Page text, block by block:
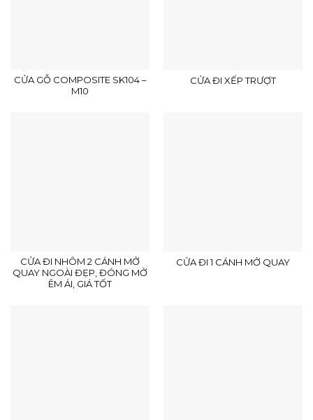
CỬA GỖ COMPOSITE SK104 –
M10
CỬA ĐI XẾP TRƯỢT
CỬA ĐI NHÔM 2 CÁNH MỞ
QUAY NGOÀI ĐẸP, ĐÓNG MỞ
ÊM ÁI, GIÁ TỐT
CỬA ĐI 1 CÁNH MỞ QUAY